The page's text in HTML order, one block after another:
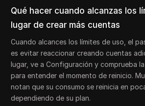
Qué hacer cuando alcanzas los
lugar de crear más cuentas
Cuando alcances los límites de uso, el
es evitar reaccionar creando cuentas
lugar, ve a Configuración y comprueba
para entender el momento de reinicio.
notan que su consumo se reinicia en
dependiendo de su plan.